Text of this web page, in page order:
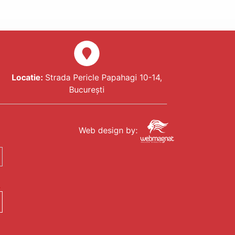
Locatie: Strada Pericle Papahagi 10-14,
București
Web design by: